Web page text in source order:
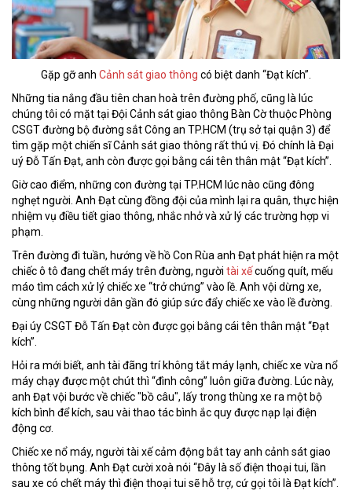
Gặp gỡ anh Cảnh sát giao thông có biệt danh “Đạt kích”.
Những tia nắng đầu tiên chan hoà trên đường phố, cũng là lúc
chúng tôi có mặt tại Đội Cảnh sát giao thông Bàn Cờ thuộc Phòng
CSGT đường bộ đường sắt Công an TP.HCM (trụ sở tại quận 3) để
tìm gặp một chiến sĩ Cảnh sát giao thông rất thú vị. Đó chính là Đại
uý Đỗ Tấn Đạt, anh còn được gọi bằng cái tên thân mật “Đạt kích”.
Giờ cao điểm, những con đường tại TP.HCM lúc nào cũng đông
nghẹt người. Anh Đạt cùng đồng đội của mình lại ra quân, thực hiện
nhiệm vụ điều tiết giao thông, nhắc nhở và xử lý các trường hợp vi
phạm.
Trên đường đi tuần, hướng về hồ Con Rùa anh Đạt phát hiện ra một
chiếc ô tô đang chết máy trên đường, người tài xếcuống quít, mếu
máo tìm cách xử lý chiếc xe “trở chứng” vào lề. Anh vội dừng xe,
cùng những người dân gần đó giúp sức đẩy chiếc xe vào lề đường.
Đại úy CSGT Đỗ Tấn Đạt còn được gọi bằng cái tên thân mật “Đạt
kích”.
Hỏi ra mới biết, anh tài đãng trí không tắt máy lạnh, chiếc xe vừa nổ
máy chạy được một chút thì “đình công” luôn giữa đường. Lúc này,
anh Đạt vội bước về chiếc "bồ câu", lấy trong thùng xe ra một bộ
kích bình để kích, sau vài thao tác bình ắc quy được nạp lại điện
động cơ.
Chiếc xe nổ máy, người tài xế cảm động bắt tay anh cảnh sát giao
thông tốt bụng. Anh Đạt cười xoà nói “Đây là số điện thoại tui, lần
sau xe có chết máy thì điện thoại tui sẽ hỗ trợ, cứ gọi tôi là Đạt kích”.